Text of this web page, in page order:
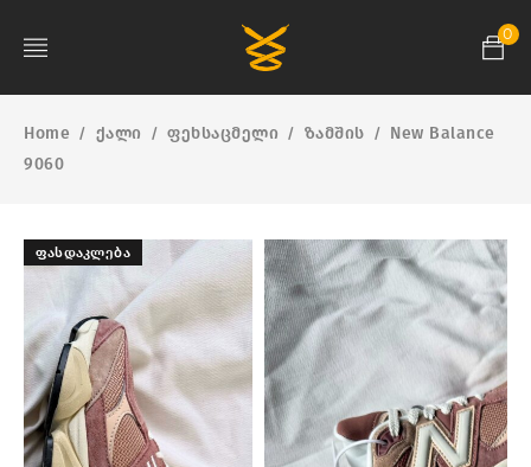
0
Home / ქალი / ფეხსაცმელი / ზამშის / New Balance
9060
ᲤᲐᲡᲓᲐᲙᲚᲔᲑᲐ